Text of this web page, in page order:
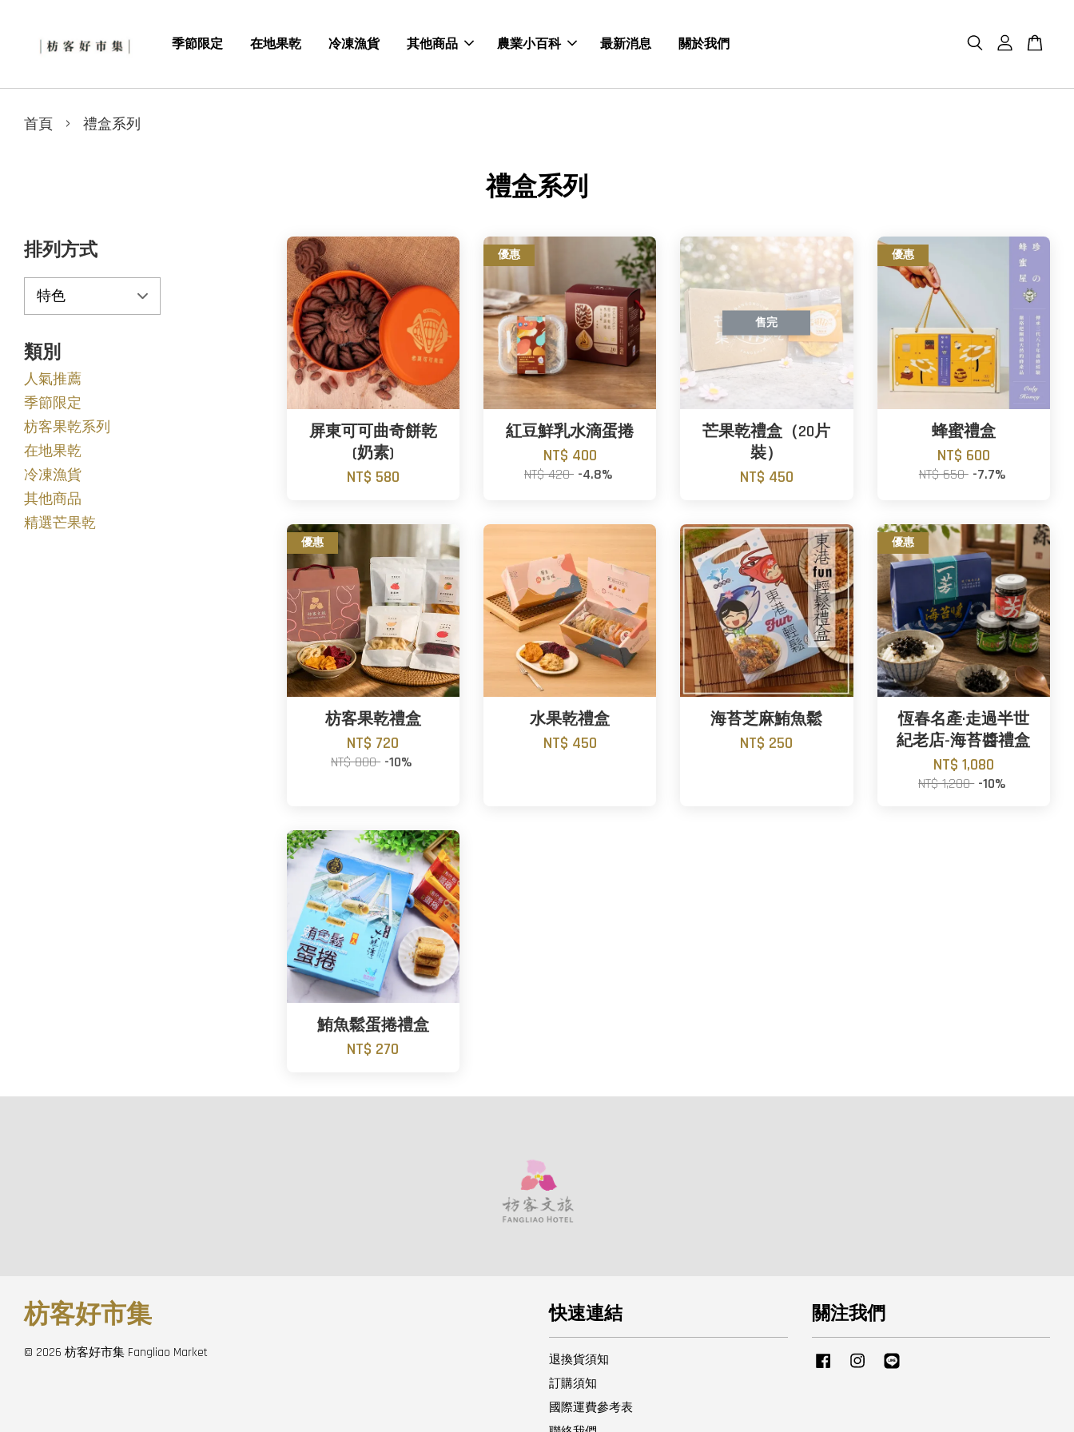
季節限定 在地果乾 冷凍漁貨 其他商品 農業小百科 最新消息 關於我們
首頁 › 禮盒系列
禮盒系列
排列方式
類別
人氣推薦
季節限定
枋客果乾系列
在地果乾
冷凍漁貨
其他商品
精選芒果乾
屏東可可曲奇餅乾
(奶素)
NT$ 580
優惠
紅豆鮮乳水滴蛋捲
NT$ 400
NT$ 420 -4.8%
售完
芒果乾禮盒（20片
裝）
NT$ 450
優惠
蜂蜜禮盒
NT$ 600
NT$ 650 -7.7%
優惠
枋客果乾禮盒
NT$ 720
NT$ 800 -10%
水果乾禮盒
NT$ 450
海苔芝麻鮪魚鬆
NT$ 250
優惠
恆春名產·走過半世
紀老店-海苔醬禮盒
NT$ 1,080
NT$ 1,200 -10%
鮪魚鬆蛋捲禮盒
NT$ 270
枋客好市集
© 2026 枋客好市集 Fangliao Market
快速連結
退換貨須知
訂購須知
國際運費參考表
關注我們
FacebookInstagram